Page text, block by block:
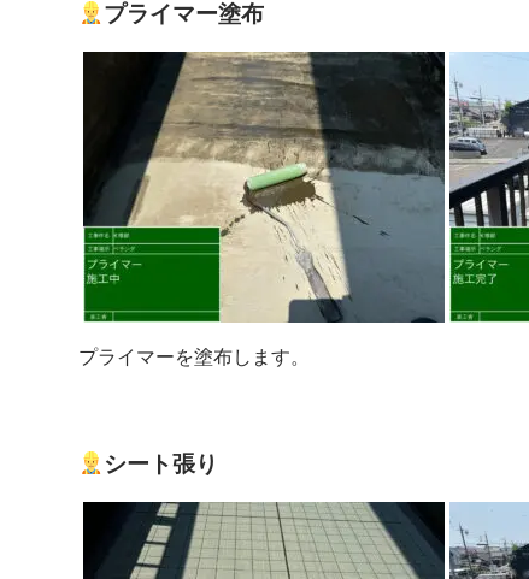
プライマー塗布
プライマーを塗布します。
シート張り